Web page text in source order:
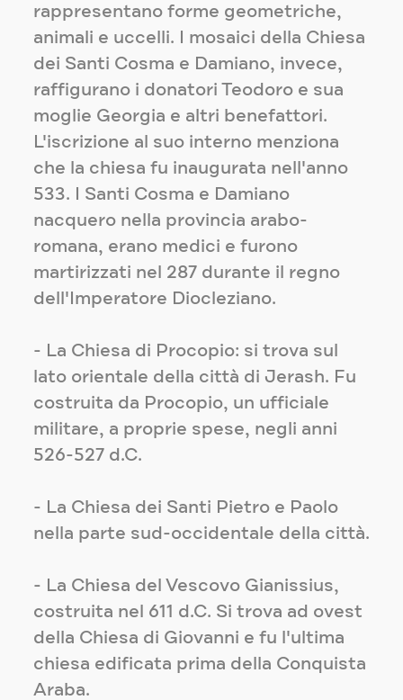
rappresentano forme geometriche,
animali e uccelli. I mosaici della Chiesa
dei Santi Cosma e Damiano, invece,
raffigurano i donatori Teodoro e sua
moglie Georgia e altri benefattori.
L'iscrizione al suo interno menziona
che la chiesa fu inaugurata nell'anno
533. I Santi Cosma e Damiano
nacquero nella provincia arabo-
romana, erano medici e furono
martirizzati nel 287 durante il regno
dell'Imperatore Diocleziano.
- La Chiesa di Procopio: si trova sul
lato orientale della città di Jerash. Fu
costruita da Procopio, un ufficiale
militare, a proprie spese, negli anni
526-527 d.C.
- La Chiesa dei Santi Pietro e Paolo
nella parte sud-occidentale della città.
- La Chiesa del Vescovo Gianissius,
costruita nel 611 d.C. Si trova ad ovest
della Chiesa di Giovanni e fu l'ultima
chiesa edificata prima della Conquista
Araba.